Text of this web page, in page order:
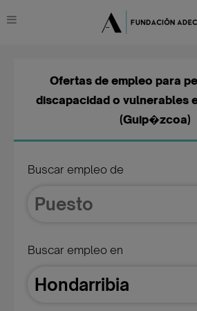
Buscar empleo de
Buscar empleo en
Ofertas de empleo para
discapacidad o vulnerables
(Guip�zcoa)